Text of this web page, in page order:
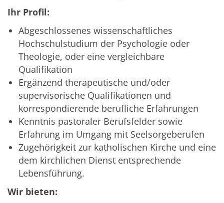
Ihr Profil:
Abgeschlossenes wissenschaftliches
Hochschulstudium der Psychologie oder
Theologie, oder eine vergleichbare
Qualifikation
Ergänzend therapeutische und/oder
supervisorische Qualifikationen und
korrespondierende berufliche Erfahrungen
Kenntnis pastoraler Berufsfelder sowie
Erfahrung im Umgang mit Seelsorgeberufen
Zugehörigkeit zur katholischen Kirche und eine
dem kirchlichen Dienst entsprechende
Lebensführung.
Wir bieten: